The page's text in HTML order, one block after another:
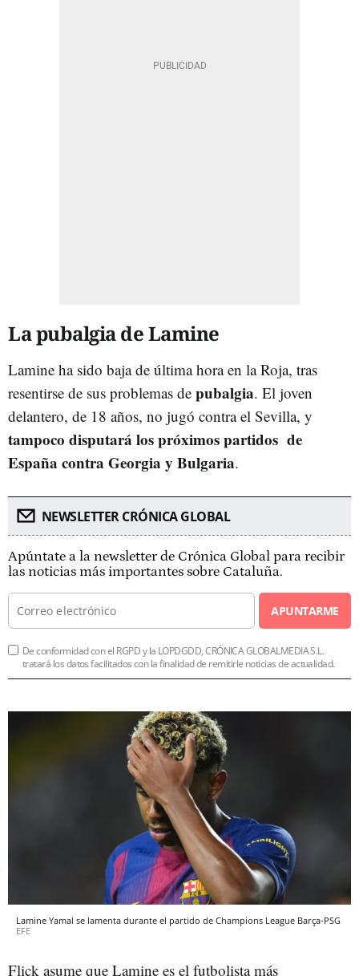
La pubalgia de Lamine
Lamine ha sido baja de última hora en la Roja, tras
resentirse de sus problemas de pubalgia. El joven
delantero, de 18 años, no jugó contra el Sevilla, y
tampoco disputará los próximos partidos de
España contra Georgia y Bulgaria.
NEWSLETTER CRÓNICA GLOBAL
Apúntate a la newsletter de Crónica Global para recibir
las noticias más importantes sobre Cataluña.
APUNTARME
De conformidad con el RGPD y la LOPDGDD, CRÓNICA GLOBALMEDIA S.L.
tratará los datos facilitados con la finalidad de remitirle noticias de actualidad.
Lamine Yamal se lamenta durante el partido de Champions League Barça-PSG
EFE
Flick asume que Lamine es el futbolista más